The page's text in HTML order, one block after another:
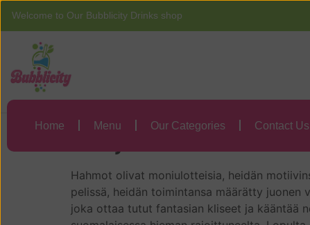
Welcome to Our Bubblicity Drinks shop
Home Menu Our Categories Contact Us
Home Menu
Kurjat 1 :
Kurjat 1 – Victor
Hahmot olivat moniulotteisia, heidän
pelissä, heidän toimintansa määrätty
joka ottaa tutut fantasian kliseet ja kääntää